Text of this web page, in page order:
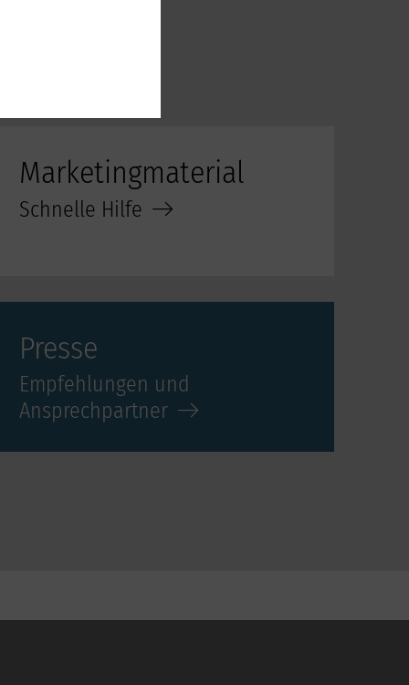
Marketingmaterial
Schnelle Hilfe
Presse
Empfehlungen und
Ansprechpartner